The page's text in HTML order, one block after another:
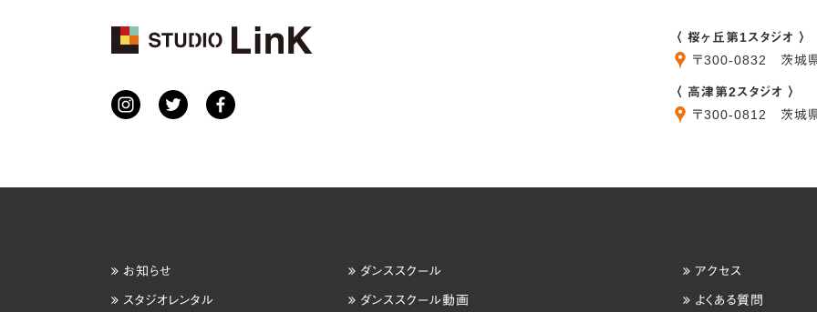
〈 桜ヶ丘第1スタジオ 〉
〒300-0832 茨城
〈 高津第2スタジオ 〉
〒300-0812 茨城
お知らせ
スタジオレンタル
ダンススクール
ダンススクール動画
アクセス
よくある質問